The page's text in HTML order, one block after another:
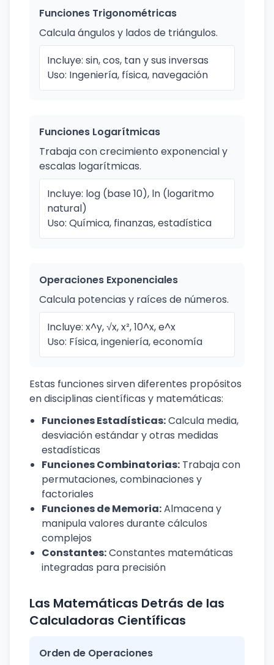
Funciones Trigonométricas
Calcula ángulos y lados de triángulos.
Incluye: sin, cos, tan y sus inversas
Uso: Ingeniería, física, navegación
Funciones Logarítmicas
Trabaja con crecimiento exponencial y
escalas logarítmicas.
Incluye: log (base 10), ln (logaritmo
natural)
Uso: Química, finanzas, estadística
Operaciones Exponenciales
Calcula potencias y raíces de números.
Incluye: x^y, √x, x², 10^x, e^x
Uso: Física, ingeniería, economía
Estas funciones sirven diferentes propósitos
en disciplinas científicas y matemáticas:
Funciones Estadísticas:Calcula media,
desviación estándar y otras medidas
estadísticas
Funciones Combinatorias: Trabaja con
permutaciones, combinaciones y
factoriales
Funciones de Memoria:Almacena y
manipula valores durante cálculos
complejos
Constantes:Constantes matemáticas
integradas para precisión
Las Matemáticas Detrás de las
Calculadoras Científicas
Orden de Operaciones